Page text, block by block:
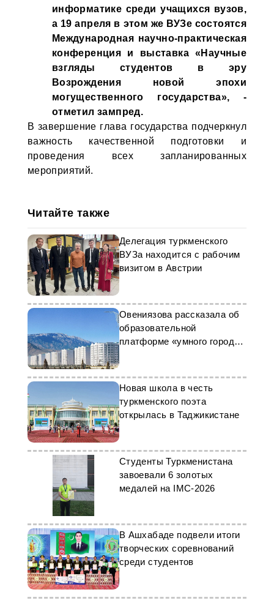
информатике среди учащихся вузов,
а 19 апреля в этом же ВУЗе состоятся
Международная научно-практическая
конференция и выставка «Научные
взгляды студентов в эру
Возрождения новой эпохи
могущественного государства», -
отметил зампред.
В завершение глава государства подчеркнул
важность качественной подготовки и
проведения всех запланированных
мероприятий.
Читайте также
Делегация туркменского
ВУЗа находится с рабочим
визитом в Австрии
Овениязова рассказала об
образовательной
платформе «умного города»
в Туркменистане
Новая школа в честь
туркменского поэта
открылась в Таджикистане
Студенты Туркменистана
завоевали 6 золотых
медалей на IMC-2026
В Ашхабаде подвели итоги
творческих соревнований
среди студентов